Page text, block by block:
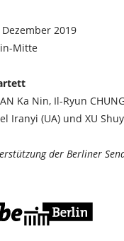
2019
Mitte
Ka Nin, Il-Ryun
Iranyi (UA) und XU
der Berliner